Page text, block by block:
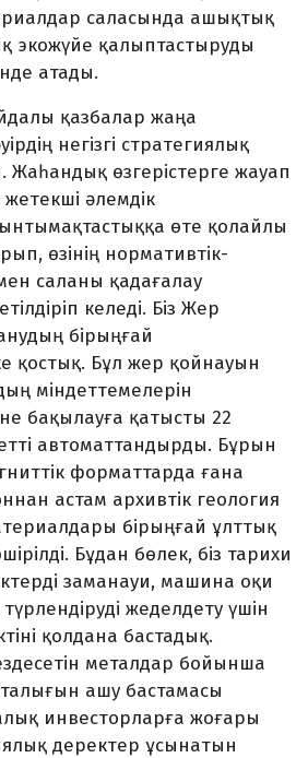
сала­сында ашықтық
экожүйе қалыптастыруды
атады.
қаз­балар жаңа
негізгі стратегиялық
Жаһандық өзгерістерге жауап
жетекші әлем­дік
өте қолайлы
өзінің нормативтік-
саланы қада­ғалау
келеді. Біз Жер
бірыңғай
қостық. Бұл жер қойнауын
міндеттеме­лерін
бақы­лауға қатысты 22
автоматтандырды. Бұрын
формат­тарда ғана
астам архивтік геология
бірыңғай ұлттық
Бұдан бөлек, біз тарихи
заманауи, машина оқи
жеделдету үшін
қолдана бастадық.
металдар бойын­ша
ашу бастамасы
инвесторларға жоғары
деректер ұсынатын